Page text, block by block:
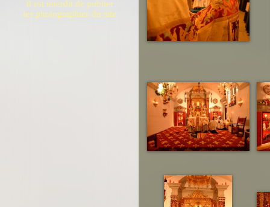
Il est interdit de publier
les photographies du site